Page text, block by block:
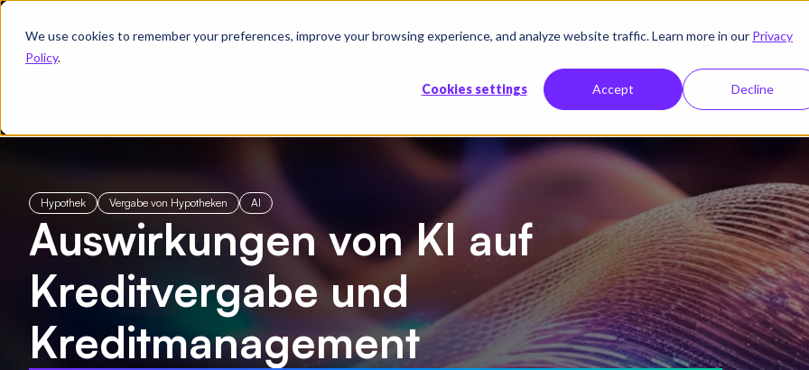
We use cookies to remember your preferences, improve your browsing experience, and analyze website traffic. Learn more in our Privacy
Policy.
Cookies settings Accept Decline
Produkt Branchenlösungen Ressourcen Unternehmen Preise
Hypothek Vergabe von Hypotheken AI
Auswirkungen von KI auf
Kreditvergabe und
Kreditmanagement